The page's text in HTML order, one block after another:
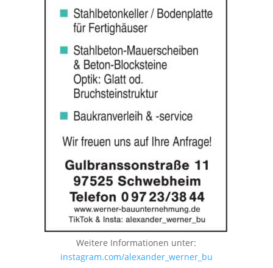
Weitere Informationen unter:
instagram.com/alexander_werner_bu